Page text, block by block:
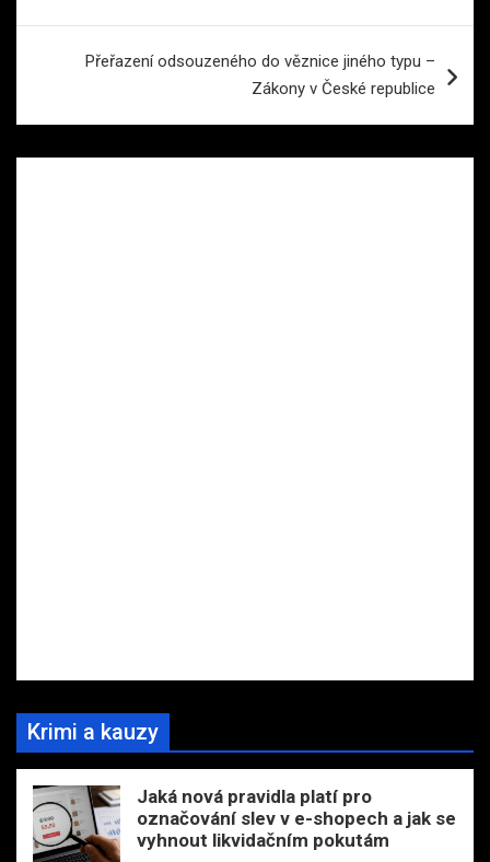
Přeřazení odsouzeného do věznice jiného typu –
Zákony v České republice
Krimi a kauzy
Jaká nová pravidla platí pro
označování slev v e-shopech a jak se
vyhnout likvidačním pokutám